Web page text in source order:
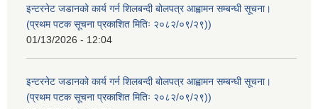
इन्टरनेट जडानको कार्य गर्न शिलबन्दी बोलपत्र आह्वामन सम्बन्धी सूचना।
(प्रथम पटक सूचना प्रकाशित मितिः २०८२/०९/२९))
01/13/2026 - 12:04
इन्टरनेट जडानको कार्य गर्न शिलबन्दी बोलपत्र आह्वामन सम्बन्धी सूचना।
(प्रथम पटक सूचना प्रकाशित मितिः २०८२/०९/२९))